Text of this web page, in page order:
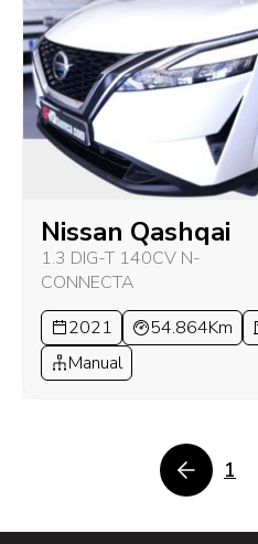
Nissan Qashqai
1.3 DIG-T 140CV N-
CONNECTA
2021 54.864Km
Manual
1